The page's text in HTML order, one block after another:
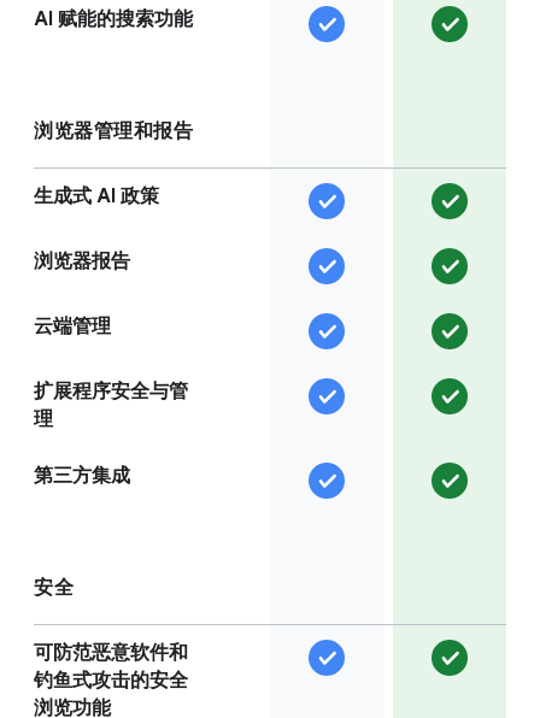
AI 赋能的搜索功能
浏览器管理和报告
生成式 AI 政策
浏览器报告
云端管理
扩展程序安全与管
理
第三方集成
安全
可防范恶意软件和
钓鱼式攻击的安全
浏览功能